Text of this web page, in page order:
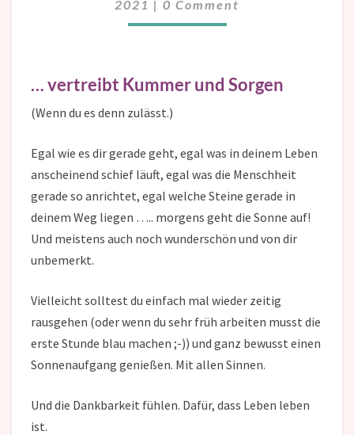
2021 | 0 Comment
… vertreibt Kummer und Sorgen
(Wenn du es denn zulässt.)
Egal wie es dir gerade geht, egal was in deinem Leben
anscheinend schief läuft, egal was die Menschheit
gerade so anrichtet, egal welche Steine gerade in
deinem Weg liegen ….. morgens geht die Sonne auf!
Und meistens auch noch wunderschön und von dir
unbemerkt.
Vielleicht solltest du einfach mal wieder zeitig
rausgehen (oder wenn du sehr früh arbeiten musst die
erste Stunde blau machen ;-)) und ganz bewusst einen
Sonnenaufgang genießen. Mit allen Sinnen.
Und die Dankbarkeit fühlen. Dafür, dass Leben leben
ist.